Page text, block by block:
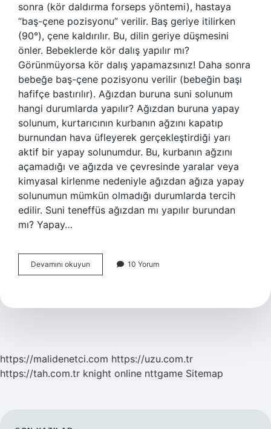
sonra (kör daldırma forseps yöntemi), hastaya
“baş-çene pozisyonu” verilir. Baş geriye itilirken
(90°), çene kaldırılır. Bu, dilin geriye düşmesini
önler. Bebeklerde kör dalış yapılır mı?
Görünmüyorsa kör dalış yapamazsınız! Daha sonra
bebeğe baş-çene pozisyonu verilir (bebeğin başı
hafifçe bastırılır). Ağızdan buruna suni solunum
hangi durumlarda yapılır? Ağızdan buruna yapay
solunum, kurtarıcının kurbanın ağzını kapatıp
burnundan hava üfleyerek gerçekleştirdiği yarı
aktif bir yapay solunumdur. Bu, kurbanın ağzını
açamadığı ve ağızda ve çevresinde yaralar veya
kimyasal kirlenme nedeniyle ağızdan ağıza yapay
solunumun mümkün olmadığı durumlarda tercih
edilir. Suni teneffüs ağızdan mı yapılır burundan
mı? Yapay…
Devamını okuyun
Içine
Ne
10 Yorum
https://malidenetci.com https://uzu.com.tr
https://tah.com.tr knight online nttgame Sitemap